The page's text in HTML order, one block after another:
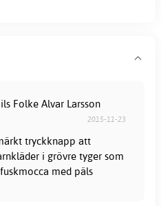
Folke Alvar Larsson
2015-11-23
tryckknapp att
i grövre tyger som
med päls